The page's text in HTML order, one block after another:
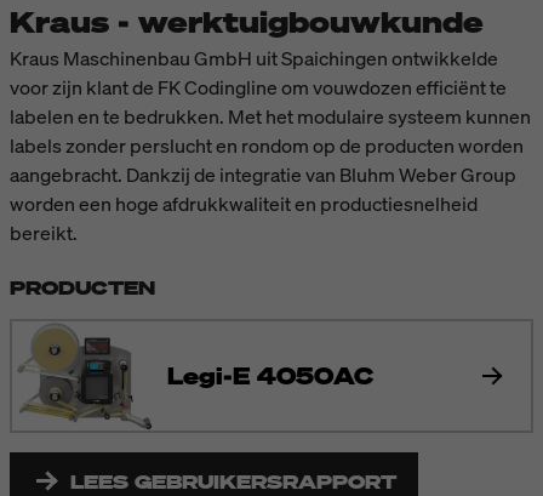
Kraus - werktuigbouwkunde
Kraus Maschinenbau GmbH uit Spaichingen ontwikkelde
voor zijn klant de FK Codingline om vouwdozen efficiënt te
labelen en te bedrukken. Met het modulaire systeem kunnen
labels zonder perslucht en rondom op de producten worden
aangebracht. Dankzij de integratie van Bluhm Weber Group
worden een hoge afdrukkwaliteit en productiesnelheid
bereikt.
PRODUCTEN
Legi-E 4050AC
LEES GEBRUIKERSRAPPORT